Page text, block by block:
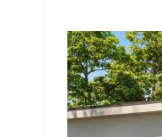
Bildergalerie